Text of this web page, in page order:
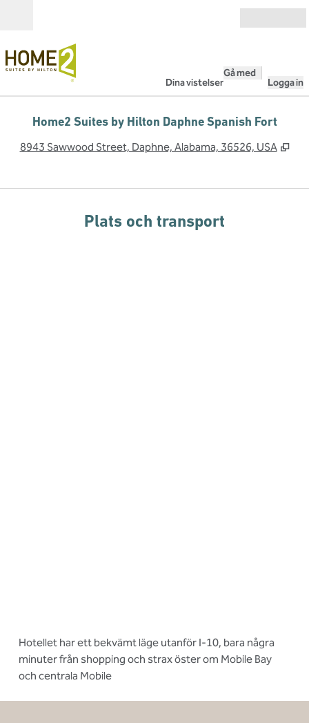
Dina vistelser
Gå med
Logga in
Home2 Suites by Hilton Daphne Spanish Fort
8943 Sawwood Street, Daphne, Alabama, 36526, USA ,
Plats och transport
Hotellet har ett bekvämt läge utanför I-10, bara några
minuter från shopping och strax öster om Mobile Bay
och centrala Mobile